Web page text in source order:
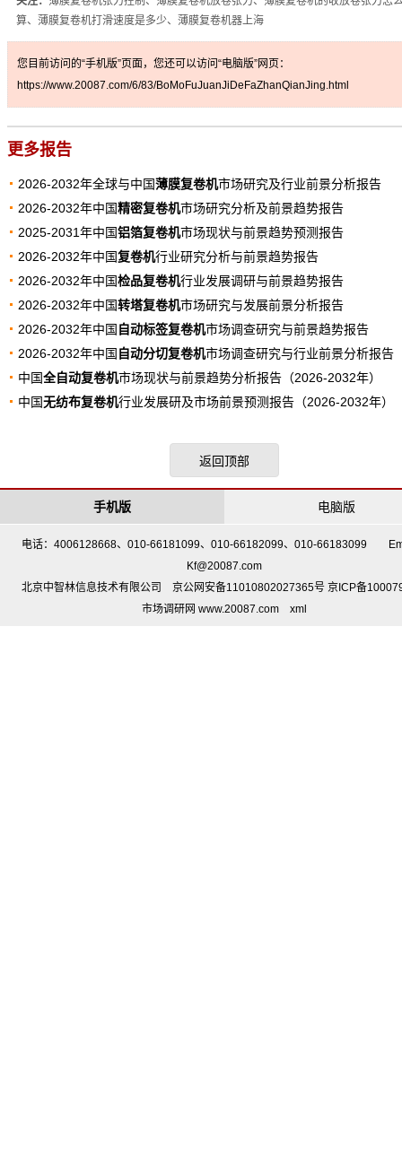
算、薄膜复卷机打滑速度是多少、薄膜复卷机器上海
您目前访问的“手机版”页面，您还可以访问“电脑版”网页：
https://www.20087.com/6/83/BoMoFuJuanJiDeFaZhanQianJing.html
更多报告
2026-2032年全球与中国薄膜复卷机市场研究及行业前景分析报告
2026-2032年中国精密复卷机市场研究分析及前景趋势报告
2025-2031年中国铝箔复卷机市场现状与前景趋势预测报告
2026-2032年中国复卷机行业研究分析与前景趋势报告
2026-2032年中国检品复卷机行业发展调研与前景趋势报告
2026-2032年中国转塔复卷机市场研究与发展前景分析报告
2026-2032年中国 自动标签复卷机市场调查研究与前景趋势报告
2026-2032年中国 自动分切复卷机市场调查研究与行业前景分析报告
中国全自动复卷机市场现状与前景趋势分析报告（2026-2032年）
中国无纺布复卷机行业发展研及市场前景预测报告（2026-2032年）
返回顶部
电脑版
手机版
电话：4006128668、010-66181099、010-66182099、010-66183099
Kf@20087.com
北京中智林信息技术有限公司 京公网安备11010802027365号 京ICP备
市场调研网 www.20087.com
xml